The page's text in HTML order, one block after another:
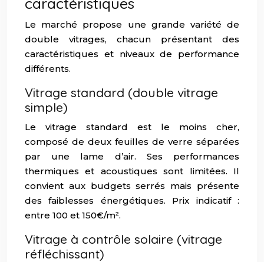
Le marché propose une grande variété de
double vitrages, chacun présentant des
caractéristiques et niveaux de performance
différents.
Vitrage standard (double vitrage
simple)
Le vitrage standard est le moins cher,
composé de deux feuilles de verre séparées
par une lame d’air. Ses performances
thermiques et acoustiques sont limitées. Il
convient aux budgets serrés mais présente
des faiblesses énergétiques. Prix indicatif :
entre 100 et 150€/m².
Vitrage à contrôle solaire (vitrage
réfléchissant)